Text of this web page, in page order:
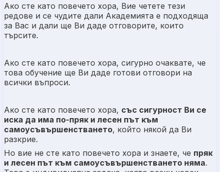
Ако сте като повечето хора, Вие четете тези
редове и се чудите дали Академията е подходяща
за Вас и дали ще Ви даде отговорите, които
търсите.
Ако сте като повечето хора, сигурно очаквате, че
това обучение ще Ви даде готови отговори на
всички въпроси.
Ако сте като повечето хора, със сигурност Ви се
иска да има по-пряк и лесен път към
самоусъвършенстването, който някой да Ви
разкрие.
Но вие не сте като повечето хора и знаете, че пряк
и лесен път към самоусъвършенстването няма.